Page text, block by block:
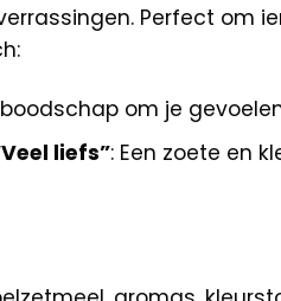
Perfect om
om je
liefs”: Een zoete en